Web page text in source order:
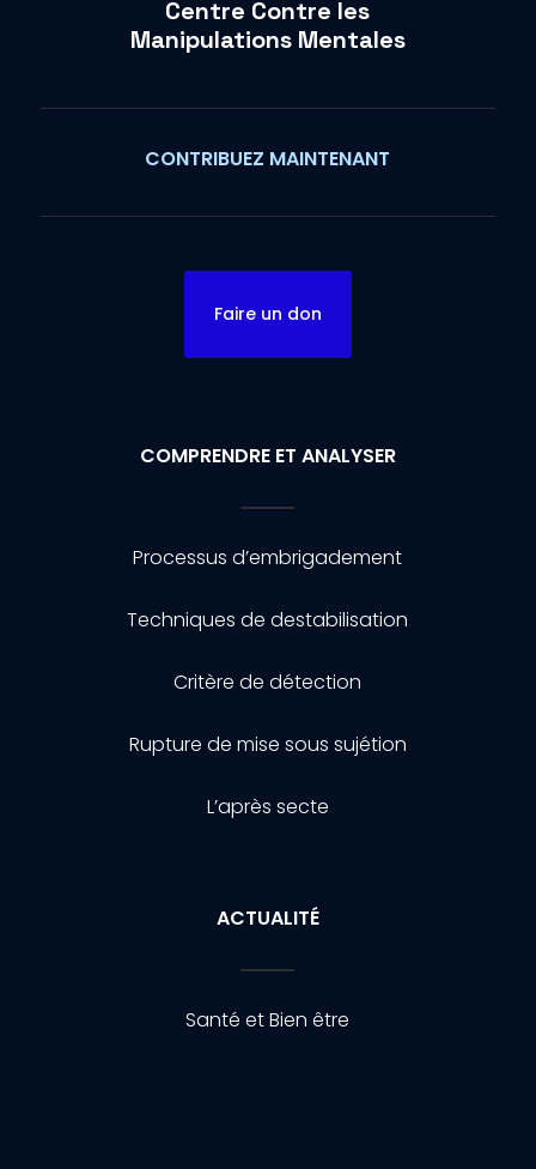
Centre Contre les
Manipulations Mentales
CONTRIBUEZ MAINTENANT
Faire un don
COMPRENDRE ET ANALYSER
Processus d’embrigadement
Techniques de destabilisation
Critère de détection
Rupture de mise sous sujétion
L’après secte
ACTUALITÉ
Santé et Bien être